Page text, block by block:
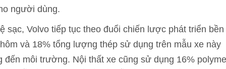
người dùng.
sạc, Volvo tiếp tục theo đuổi chiến lược phát triển bền
và 18% tổng lượng thép sử dụng trên mẫu xe này
đến môi trường. Nội thất xe cũng sử dụng 16% polyme